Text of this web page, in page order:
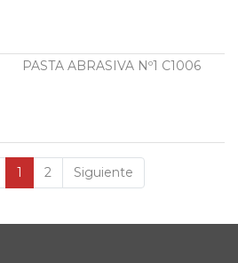
PASTA ABRASIVA Nº1 C1006
1 2 Siguiente